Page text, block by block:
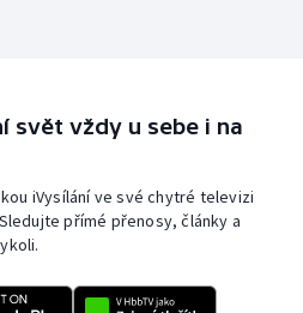
svět vždy u sebe i na
iVysílání ve své chytré televizi
přímé přenosy, články a